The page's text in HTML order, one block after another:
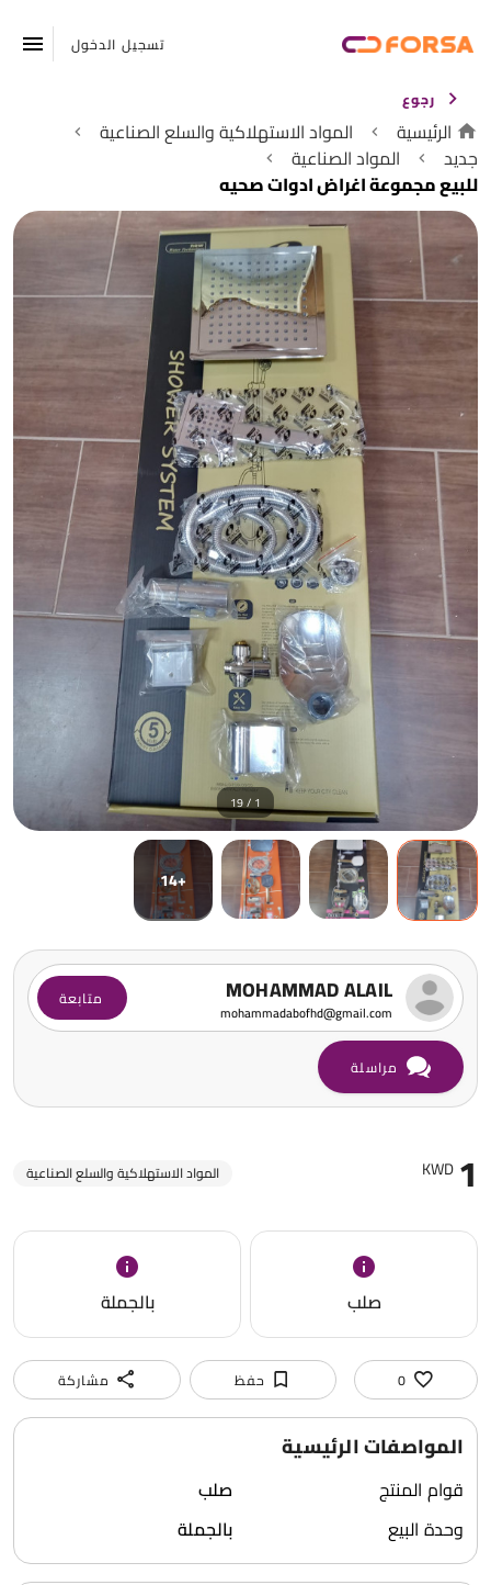
تسجيل الدخول
رجوع
الرئيسية
المواد الاستهلاكية والسلع الصناعية
جديد
المواد الصناعية
للبيع مجموعة اغراض ادوات صحيه
1
KWD المواد الاستهلاكية والسلع الصناعية
صلب بالجملة
0 حفظ مشاركة
المواصفات الرئيسية
قوام المنتج
صلب
وحدة البيع
بالجملة
1 / 19
+14
MOHAMMAD ALAIL
mohammadabofhd@gmail.com
متابعة
مراسلة